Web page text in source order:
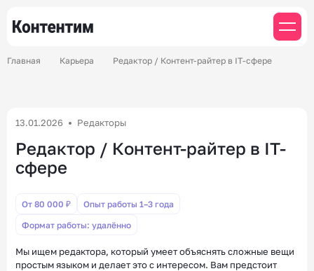
Главная Карьера Редактор / Контент-райтер в IT-сфере
13.01.2026 Редакторы
Редактор / Контент-райтер в IT-
сфере
От 80 000 ₽
Опыт работы 1–3 года
Формат работы: удалённо
Мы ищем редактора, который умеет объяснять сложные вещи
простым языком и делает это с интересом. Вам предстоит